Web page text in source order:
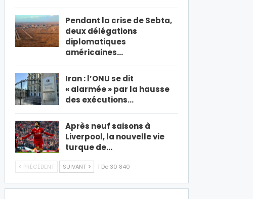
Pendant la crise de Sebta,
deux délégations
diplomatiques
américaines…
Iran : l’ONU se dit
« alarmée » par la hausse
des exécutions…
Après neuf saisons à
Liverpool, la nouvelle vie
turque de…
PRÉCÉDENT SUIVANT 1 De 30 840